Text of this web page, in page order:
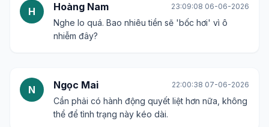
H Hoàng Nam 23:09:08 06-06-2026
Nghe lo quá. Bao nhiêu tiền sẽ 'bốc hơi' vì ô
nhiễm đây?
N Ngọc Mai 22:00:38 07-06-2026
Cần phải có hành động quyết liệt hơn nữa, không
thể để tình trạng này kéo dài.